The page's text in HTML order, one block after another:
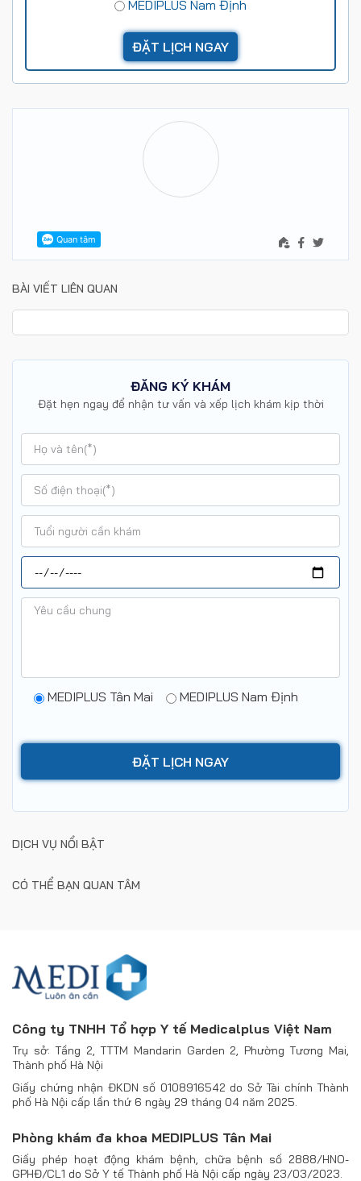
MEDIPLUS Nam Định
BÀI VIẾT LIÊN QUAN
ĐĂNG KÝ KHÁM
Đặt hẹn ngay để nhận tư vấn và xếp lịch khám kịp thời
MEDIPLUS Tân Mai MEDIPLUS Nam Định
DỊCH VỤ NỔI BẬT
CÓ THỂ BẠN QUAN TÂM
Công ty TNHH Tổ hợp Y tế Medicalplus Việt Nam
Trụ sở: Tầng 2, TTTM Mandarin Garden 2, Phường Tương Mai,
Thành phố Hà Nội
Giấy chứng nhận ĐKDN số 0108916542 do Sở Tài chính Thành
phố Hà Nội cấp lần thứ 6 ngày 29 tháng 04 năm 2025.
Phòng khám đa khoa MEDIPLUS Tân Mai
Giấy phép hoạt động khám bệnh, chữa bệnh số 2888/HNO-
GPHĐ/CL1 do Sở Y tế Thành phố Hà Nội cấp ngày 23/03/2023.